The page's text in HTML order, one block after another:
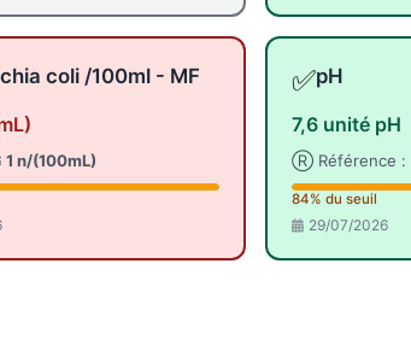
coli /100ml - MF
1 n/(100mL)
✅pH
7,6 unité pH
Ⓡ Référence :
84% du seuil
29/07/2026